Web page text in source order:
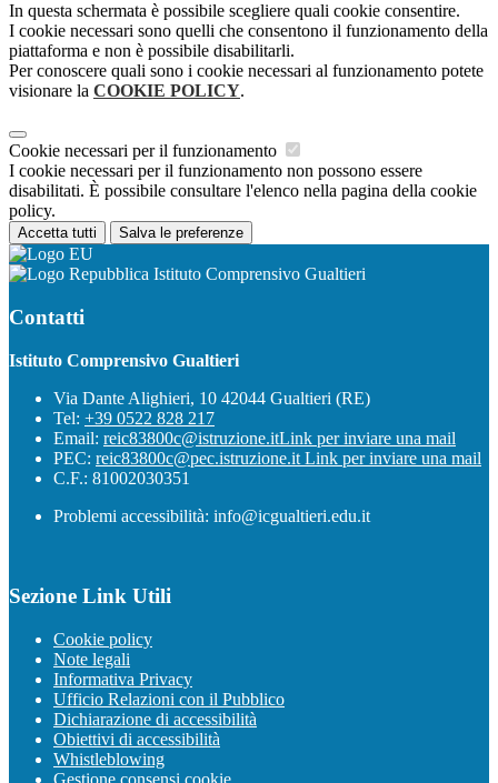
In questa schermata è possibile scegliere quali cookie consentire.
I cookie necessari sono quelli che consentono il funzionamento della
piattaforma e non è possibile disabilitarli.
Per conoscere quali sono i cookie necessari al funzionamento potete
visionare la COOKIE POLICY.
Cookie necessari per il funzionamento
I cookie necessari per il funzionamento non possono essere
disabilitati. È possibile consultare l'elenco nella pagina della cookie
policy.
Accetta tutti Salva le preferenze
Istituto Comprensivo Gualtieri
Contatti
Istituto Comprensivo Gualtieri
Via Dante Alighieri, 10 42044 Gualtieri (RE)
Tel: +39 0522 828 217
Email: reic83800c@istruzione.itLink per inviare una mail
PEC: reic83800c@pec.istruzione.it Link per inviare una mail
C.F.: 81002030351
Problemi accessibilità: info@icgualtieri.edu.it
Sezione Link Utili
Cookie policy
Note legali
Informativa Privacy
Ufficio Relazioni con il Pubblico
Dichiarazione di accessibilità
Obiettivi di accessibilità
Whistleblowing
Gestione consensi cookie